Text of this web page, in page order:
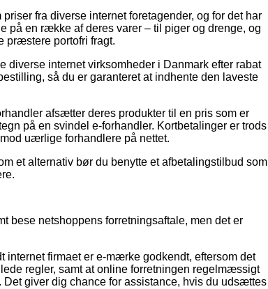
fra diverse internet foretagender, og for det har
på en række af deres varer – til piger og drenge, og
præstere portofri fragt.
diverse internet virksomheder i Danmark efter rabat
så du er garanteret at indhente den laveste
afsætter deres produkter til en pris som er
på en svindel e-forhandler. Kortbetalinger er trods
uærlige forhandlere på nettet.
et alternativ bør du benytte et afbetalingstilbud som
bese netshoppens forretningsaftale, men det er
firmaet er e-mærke godkendt, eftersom det
regler, samt at online forretningen regelmæssigt
giver dig chance for assistance, hvis du udsættes